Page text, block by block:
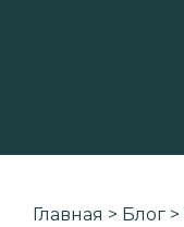
Главная > Блог >